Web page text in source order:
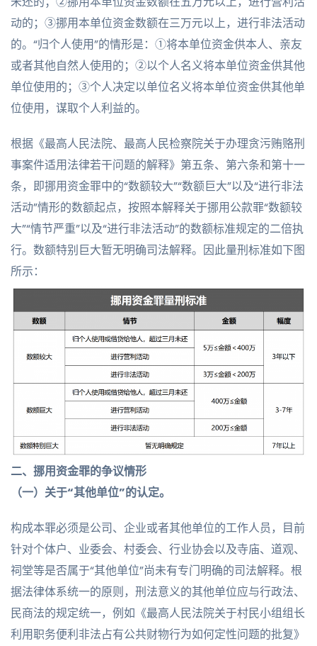
动的；③挪用本单位资金数额在三万元以上，进行非法活动
的。“归个人使用”的情形是：①将本单位资金供本人、亲友
或者其他自然人使用的；②以个人名义将本单位资金供其他
单位使用的；③个人决定以单位名义将本单位资金供其他单
位使用，谋取个人利益的。
根据《最高人民法院、最高人民检察院关于办理贪污贿赂刑
事案件适用法律若干问题的解释》第五条、第六条和第十一
条，即挪用资金罪中的“数额较大”“数额巨大”以及“进行非法
活动”情形的数额起点，按照本解释关于挪用公款罪“数额较
大”“情节严重”以及“进行非法活动”的数额标准规定的二倍执
行。数额特别巨大暂无明确司法解释。因此量刑标准如下图
所示：
二、 挪用资金罪的争议情形
（一）关于“其他单位”的认定。
构成本罪必须是公司、企业或者其他单位的工作人员，目前
针对个体户、业委会、村委会、行业协会以及寺庙、道观、
祠堂等是否属于“其他单位”尚未有专门明确的司法解释。根
据法律体系统一的原则，刑法意义的其他单位应与行政法、
民商法的规定统一，例如《最高人民法院关于村民小组组长
利用职务便利非法占有公共财物行为如何定性问题的批复》